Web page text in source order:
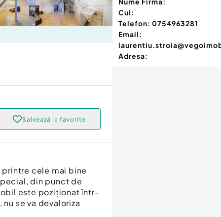
Salvează la favorite
printre cele mai bine
din punct de
este poziționat într-
se va devaloriza
Cui:
Telefon: 0754963281
Email:
Adresa: